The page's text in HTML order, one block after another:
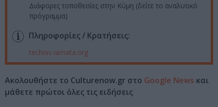
Διάφορες τοποθεσίες στην Κύμη (δείτε το αναλυτικό
πρόγραμμα)
Πληροφορίες / Κρατήσεις:
technis-iamata.org
Ακολουθήστε το Culturenow.gr στο Google News και
μάθετε πρώτοι όλες τις ειδήσεις